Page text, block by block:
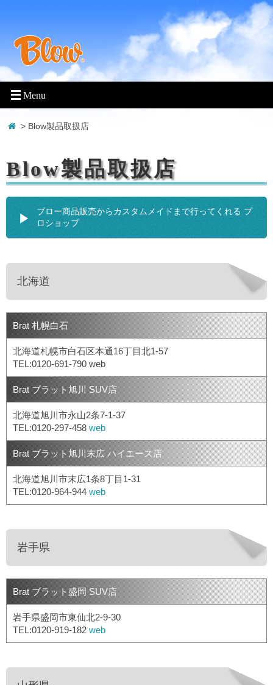
> Blow製品取扱店
Blow製品取扱店
ブロー商品販売からカスタムメイドまで行ってくれる プ
ロショップ
北海道
Brat 札幌白石
北海道札幌市白石区本通16丁目北1-57
TEL:0120-691-790 web
Brat ブラット旭川 SUV店
北海道旭川市永山2条7-1-37
TEL:0120-297-458 web
Brat ブラット旭川末広 ハイエース店
北海道旭川市末広1条8丁目1-31
TEL:0120-964-944 web
岩手県
Brat ブラット盛岡 SUV店
岩手県盛岡市東仙北2-9-30
TEL:0120-919-182 web